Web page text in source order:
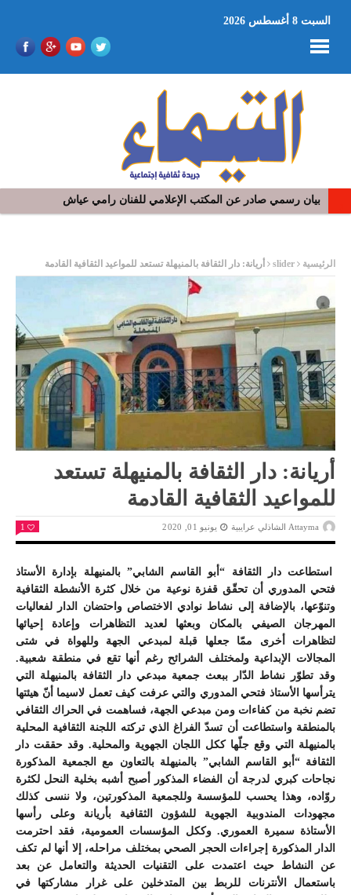
السبت 8 أغسطس 2026
بيان رسمي صادر عن المكتب الإعلامي للفنان رامي عياش
في افتتاح مهرجان بومخلوف الدولي: رؤوف ماهر يتالق و يشد الجمهور
الرئيسية slider أريانة: دار الثقافة بالمنيهلة تستعد للمواعيد الثقافية القادمة
أريانة: دار الثقافة بالمنيهلة تستعد
للمواعيد الثقافية القادمة
Attayma الشاذلي عرايبية يونيو 01, 2020 1
استطاعت دار الثقافة “أبو القاسم الشابي” بالمنيهلة بإدارة الأستاذ
فتحي المدوري أن تحقّق قفزة نوعية من خلال كثرة الأنشطة الثقافية
وتنوّعها، بالإضافة إلى نشاط نوادي الاختصاص واحتضان الدار لفعاليات
المهرجان الصيفي بالمكان وبعثها لعديد التظاهرات وإعادة إحيائها
لتظاهرات أخرى ممّا جعلها قبلة لمبدعي الجهة وللهواة في شتى
المجالات الإبداعية ولمختلف الشرائح رغم أنها تقع في منطقة شعبية.
وقد تطوّر نشاط الدّار ببعث جمعية مبدعي دار الثقافة بالمنيهلة التي
يترأسها الأستاذ فتحي المدوري والتي عرفت كيف تعمل لاسيما أنّ هيئتها
تضم نخبة من كفاءات ومن مبدعي الجهة، فساهمت في الحراك الثقافي
بالمنطقة واستطاعت أن تسدّ الفراغ الذي تركته اللجنة الثقافية المحلية
بالمنيهلة التي وقع جلّها ككل اللجان الجهوية والمحلية. وقد حققت دار
الثقافة “أبو القاسم الشابي” بالمنيهلة بالتعاون مع الجمعية المذكورة
نجاحات كبري لدرجة أن الفضاء المذكور أصبح أشبه بخلية النحل لكثرة
روّاده، وهذا يحسب للمؤسسة وللجمعية المذكورتين، ولا ننسى كذلك
مجهودات المندوبية الجهوية للشؤون الثقافية بأريانة وعلى رأسها
الأستاذة سميرة العموري. وككل المؤسسات العمومية، فقد احترمت
الدار المذكورة إجراءات الحجر الصحي بمختلف مراحله، إلا أنها لم تكف
عن النشاط حيث اعتمدت على التقنيات الحديثة والتعامل عن بعد
باستعمال الأنترنات للربط بين المتدخلين على غرار مشاركتها في